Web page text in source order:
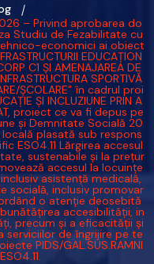
– Privind aprobarea do
Studiu de Fezabilitate cu
economici ai obiect
EDUCAȚION
C1 ȘI AMENAJAREA DE
SPORTIVĂ
ȘCOLARE” în cadrul proi
ȘI INCLUZIUNE PRIN A
proiect ce va fi depus pe
și Demnitate Socială 20
locală plasată sub respons
ESO4.11 Lărgirea accesul
sustenabile și la prețur
accesul la locuințe
asistență medicală,
socială, inclusiv promovar
o atenție deosebită
accesibilității, in
precum și a eficacității și
serviciilor de îngrijire pe te
PIDS/GAL.SUS.RAMNI